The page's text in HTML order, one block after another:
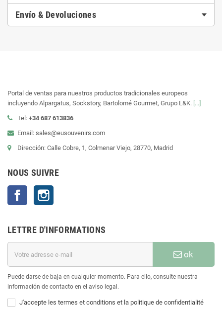
Envío & Devoluciones
Portal de ventas para nuestros productos tradicionales europeos
incluyendo Alpargatus, Sockstory, Bartolomé Gourmet, Grupo L&K. [...]
Tel: +34 687 613836
Email: sales@eusouvenirs.com
Dirección: Calle Cobre, 1, Colmenar Viejo, 28770, Madrid
NOUS SUIVRE
Facebook
LETTRE D'INFORMATIONS
ok
Puede darse de baja en cualquier momento. Para ello, consulte nuestra
información de contacto en el aviso legal.
J'accepte les termes et conditions et la politique de confidentialité